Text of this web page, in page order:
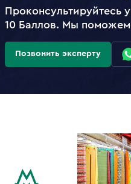
Проконсультируйтесь
10 Баллов. Мы
Позвонить эксперту